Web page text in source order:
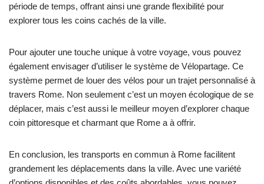
période de temps, offrant ainsi une grande flexibilité pour
explorer tous les coins cachés de la ville.
Pour ajouter une touche unique à votre voyage, vous pouvez
également envisager d’utiliser le système de Vélopartage. Ce
système permet de louer des vélos pour un trajet personnalisé à
travers Rome. Non seulement c’est un moyen écologique de se
déplacer, mais c’est aussi le meilleur moyen d’explorer chaque
coin pittoresque et charmant que Rome a à offrir.
En conclusion, les transports en commun à Rome facilitent
grandement les déplacements dans la ville. Avec une variété